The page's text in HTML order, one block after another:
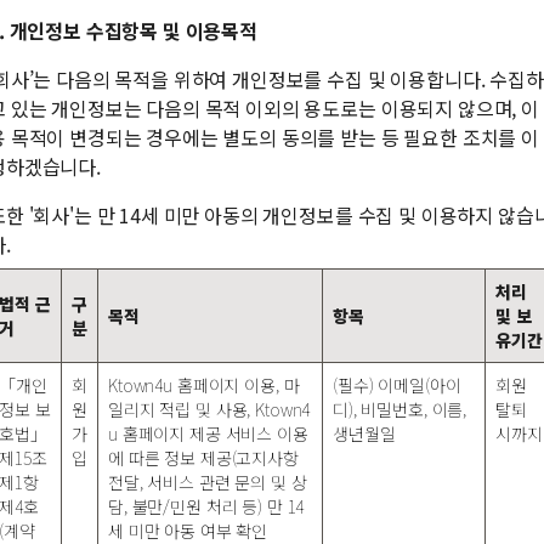
개인정보 수집항목 및 이용목적
사’는 다음의 목적을 위하여 개인정보를 수집 및 이용합니다. 수집하
있는 개인정보는 다음의 목적 이외의 용도로는 이용되지 않으며, 이
목적이 변경되는 경우에는 별도의 동의를 받는 등 필요한 조치를 이
하겠습니다.
한 '회사'는 만 14세 미만 아동의 개인정보를 수집 및 이용하지 않습
.
법적 근
거
구
분
목적 항목
처리
및 보
유기간
「개인
정보 보
호법」
제15조
제1항
제4호
(계약
회
원
가
입
Ktown4u 홈페이지 이용, 마
일리지 적립 및 사용, Ktown4
u 홈페이지 제공 서비스 이용
에 따른 정보 제공(고지사항
전달, 서비스 관련 문의 및 상
담, 불만/민원 처리 등) 만 14
세 미만 아동 여부 확인
(필수) 이메일(아이
디), 비밀번호, 이름,
생년월일
회원
탈퇴
시까지